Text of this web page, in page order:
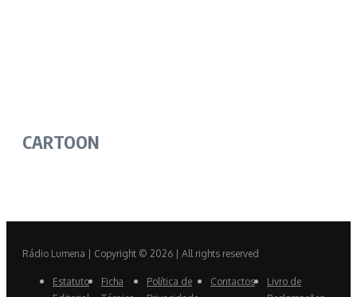
CARTOON
Rádio Lumena | Copyright © 2026 | All rights reserved
Estatuto
Ficha
Política de
Contactos
Livro de